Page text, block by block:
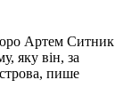
Артем Ситник
яку він, за
пише